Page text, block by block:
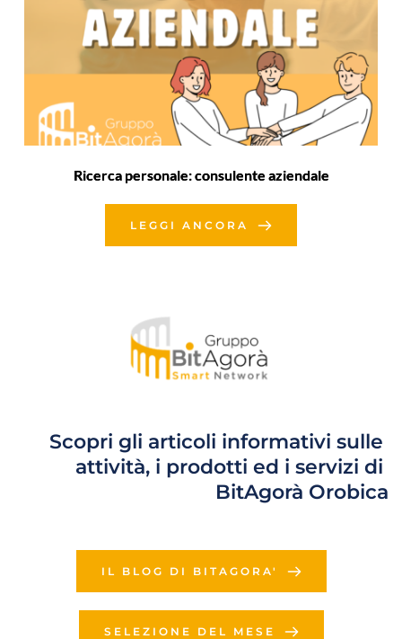
Ricerca personale: consulente aziendale
LEGGI ANCORA
Scopri gli articoli informativi sulle
attività, i prodotti ed i servizi di
BitAgorà Orobica
IL BLOG DI BITAGORA'
SELEZIONE DEL MESE